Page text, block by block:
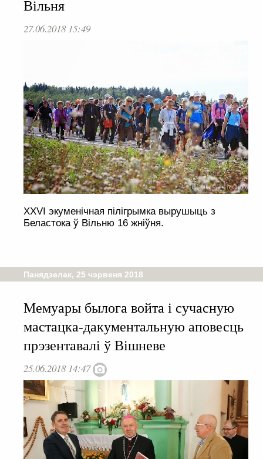
Вільня
27.06.2018 15:49
XXVІ экуменічная пілігрымка вырушыць з
Беластока ў Вільню 16 жніўня.
Панядзелак, 25 чэрвеня 2018
Мемуары былога войта і сучасную
мастацка-дакументальную аповесць
прэзентавалі ў Вішневе
25.06.2018 14:47